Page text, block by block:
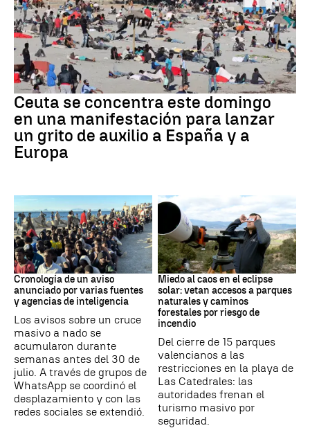
Crisis migratoria
Ceuta se concentra este domingo
en una manifestación para lanzar
un grito de auxilio a España y a
Europa
Crisis de Ceuta
Cronología de un aviso
anunciado por varias fuentes
y agencias de inteligencia
Los avisos sobre un cruce
masivo a nado se
acumularon durante
semanas antes del 30 de
julio. A través de grupos de
WhatsApp se coordinó el
desplazamiento y con las
redes sociales se extendió.
Eclipse
Miedo al caos en el eclipse
solar: vetan accesos a parques
naturales y caminos
forestales por riesgo de
incendio
Del cierre de 15 parques
valencianos a las
restricciones en la playa de
Las Catedrales: las
autoridades frenan el
turismo masivo por
seguridad.